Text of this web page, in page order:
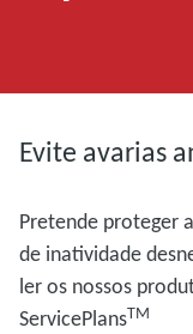
Evite avarias
Pretende proteger
de inatividade
ler os nossos
ServicePlansTM